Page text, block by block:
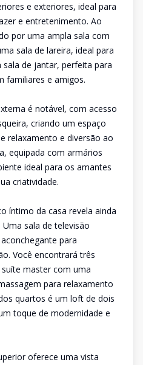
e exteriores, ideal para
e entretenimento. Ao
por uma ampla sala com
sala de lareira, ideal para
de jantar, perfeita para
familiares e amigos.
é notável, com acesso
criando um espaço
relaxamento e diversão ao
equipada com armários
ideal para os amantes
criatividade.
íntimo da casa revela ainda
sala de televisão
para
Você encontrará três
master com uma
para relaxamento
quartos é um loft de dois
toque de modernidade e
oferece uma vista